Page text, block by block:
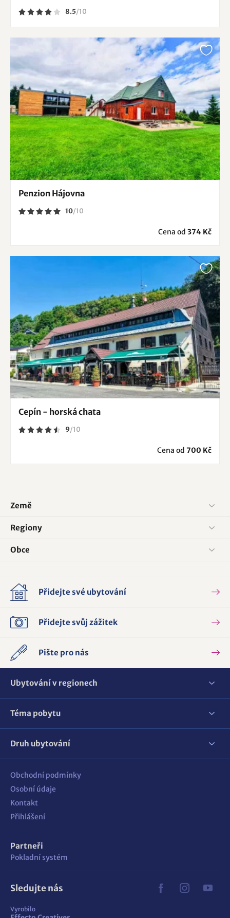
8.5/10
Penzion Hájovna
10/10
Cena od 374 Kč
Cepín - horská chata
9/10
Cena od 700 Kč
Země
Regiony
Obce
Přidejte své ubytování
Přidejte svůj zážitek
Pište pro nás
Ubytování v regionech
Téma pobytu
Druh ubytování
Obchodní podmínky
Osobní údaje
Kontakt
Přihlášení
Partneři
Pokladní systém
Sledujte nás
Vyrobilo